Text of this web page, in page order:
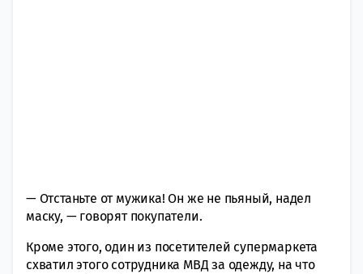
— Отстаньте от мужика! Он же не пьяный, надел
маску, — говорят покупатели.
Кроме этого, один из посетителей супермаркета
схватил этого сотрудника МВД за одежду, на что